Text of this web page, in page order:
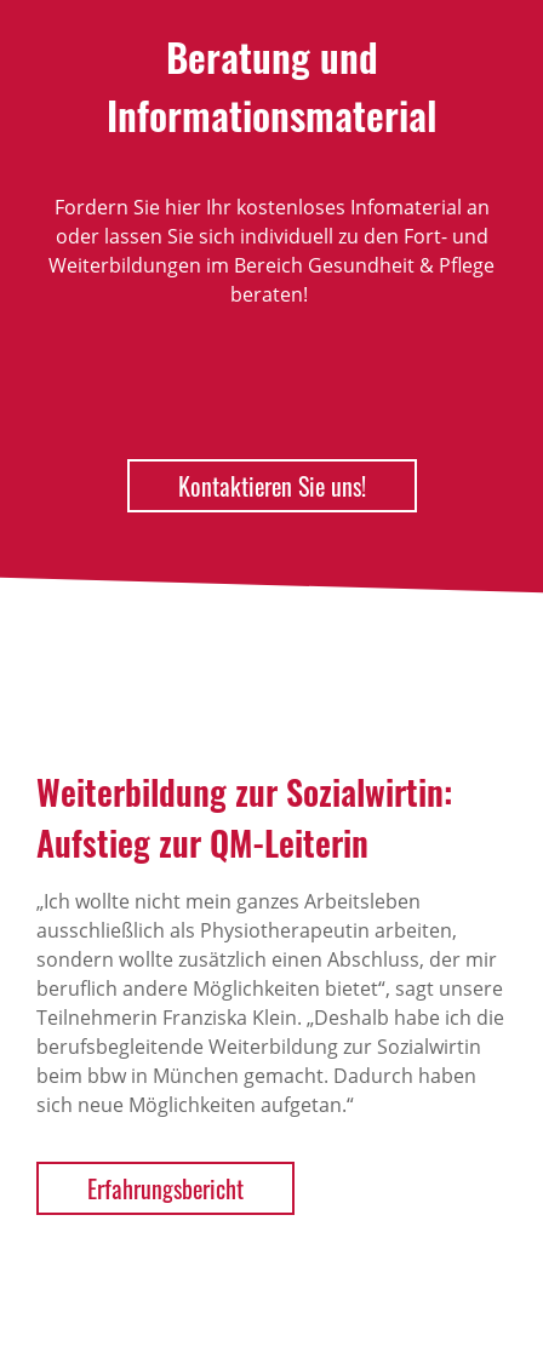
Beratung und
Informationsmaterial
Fordern Sie hier Ihr kostenloses Infomaterial an
oder lassen Sie sich individuell zu den Fort- und
Weiterbildungen im Bereich Gesundheit & Pflege
beraten!
Kontaktieren Sie uns!
Weiterbildung zur Sozialwirtin:
Aufstieg zur QM-Leiterin
„Ich wollte nicht mein ganzes Arbeitsleben
ausschließlich als Physiotherapeutin arbeiten,
sondern wollte zusätzlich einen Abschluss, der mir
beruflich andere Möglichkeiten bietet“, sagt unsere
Teilnehmerin Franziska Klein. „Deshalb habe ich die
berufsbegleitende Weiterbildung zur Sozialwirtin
beim bbw in München gemacht. Dadurch haben
sich neue Möglichkeiten aufgetan.“
Erfahrungsbericht